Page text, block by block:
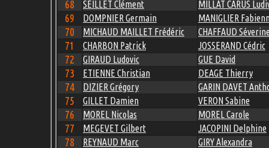
68 SEILLET Clément MILLAT CARUS
69 DOMPNIER Germain MANIGLIER
70 MICHAUD MAILLET Frédéric CHAFFAUD Séverine
71 CHARBON Patrick JOSSERAND Cédric
72 GIRAUD Ludovic GUE David
73 ETIENNE Christian DEAGE Thierry
74 DIZIER Grégory GARIN DAVET
75 GILLET Damien VERON Sabine
76 MOREL Nicolas MOREL Carole
77 MEGEVET Gilbert JACOPINI Delphine
78 REYNAUD Marc GIRY Alexandra